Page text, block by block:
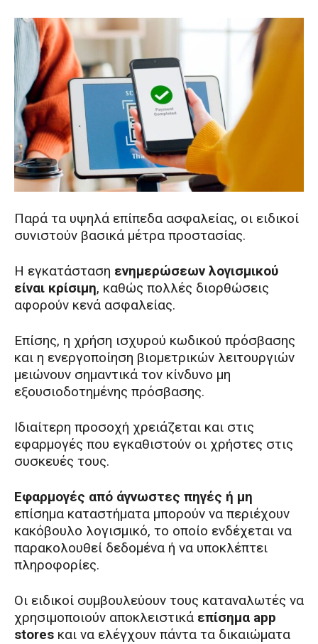
Παρά τα υψηλά επίπεδα ασφαλείας, οι ειδικοί
συνιστούν βασικά μέτρα προστασίας.
Η εγκατάσταση ενημερώσεων λογισμικού
είναι κρίσιμη, καθώς πολλές διορθώσεις
αφορούν κενά ασφαλείας.
Επίσης, η χρήση ισχυρού κωδικού πρόσβασης
και η ενεργοποίηση βιομετρικών λειτουργιών
μειώνουν σημαντικά τον κίνδυνο μη
εξουσιοδοτημένης πρόσβασης.
Ιδιαίτερη προσοχή χρειάζεται και στις
εφαρμογές που εγκαθιστούν οι χρήστες στις
συσκευές τους.
Εφαρμογές από άγνωστες πηγές ή μη
επίσημα καταστήματα μπορούν να περιέχουν
κακόβουλο λογισμικό, το οποίο ενδέχεται να
παρακολουθεί δεδομένα ή να υποκλέπτει
πληροφορίες.
Οι ειδικοί συμβουλεύουν τους καταναλωτές να
χρησιμοποιούν αποκλειστικά επίσημα app
stores και να ελέγχουν πάντα τα δικαιώματα